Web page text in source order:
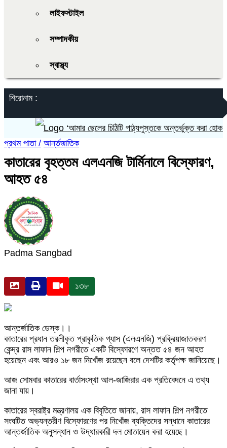
লাইফস্টাইল
সম্পাদকীয়
স্বাস্থ্য
শিরোনাম :
‘আমার ছেলের চিঠিটি পাঠ্যপুস্তকে অন্তর্ভুক্ত করা হোক’
প্রথম পাতা / আর্ন্তজাতিক
কাতারের বৃহত্তম এলএনজি টার্মিনালে বিস্ফোরণ,
আহত ৫৪
Padma Sangbad
১৩৮
আন্তর্জাতিক ডেস্ক।।
কাতারের প্রধান তরলীকৃত প্রাকৃতিক গ্যাস (এলএনজি) প্রক্রিয়াজাতকরণ
কেন্দ্র রাস লাফান শিল্প নগরীতে একটি বিস্ফোরণে অন্তত ৫৪ জন আহত
হয়েছেন এবং আরও ১৮ জন নিখোঁজ রয়েছেন বলে দেশটির কর্তৃপক্ষ জানিয়েছে।
আজ সোমবার কাতারের বার্তাসংস্থা আল-জাজিরার এক প্রতিবেদনে এ তথ্য
জানা যায়।
কাতারের স্বরাষ্ট্র মন্ত্রণালয় এক বিবৃতিতে জানায়, রাস লাফান শিল্প নগরীতে
সংঘটিত অভ্যন্তরীণ বিস্ফোরণের পর নিখোঁজ ব্যক্তিদের সন্ধানে কাতারের
আন্তর্জাতিক অনুসন্ধান ও উদ্ধারকারী দল মোতায়েন করা হয়েছে।